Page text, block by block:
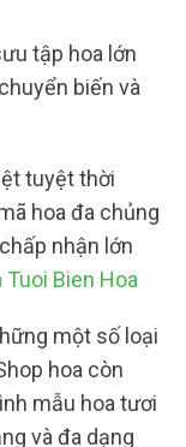
tập hoa lớn
biến và
tuyệt thời
hoa đa chủng
nhận lớn
Tuoi Bien Hoa
một số loại
hoa còn
mẫu hoa tươi
và đa dạng